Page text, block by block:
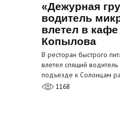
«Дежурная
водитель
влетел в
Копылова
В ресторан быстрого
влетел спящий
подъезде к Солонцам
1168